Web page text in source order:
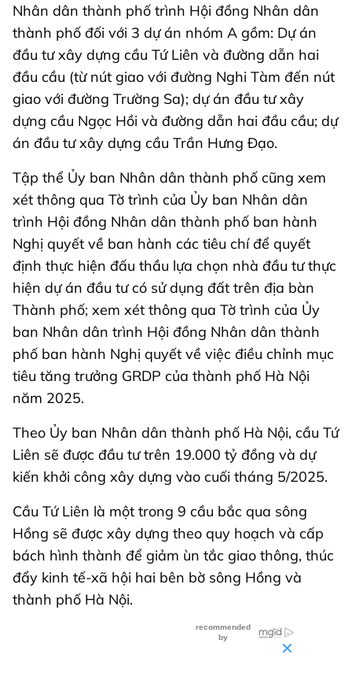
Nhân dân thành phố trình Hội đồng Nhân dân
thành phố đối với 3 dự án nhóm A gồm: Dự án
đầu tư xây dựng cầu Tứ Liên và đường dẫn hai
đầu cầu (từ nút giao với đường Nghi Tàm đến nút
giao với đường Trường Sa); dự án đầu tư xây
dựng cầu Ngọc Hồi và đường dẫn hai đầu cầu; dự
án đầu tư xây dựng cầu Trần Hưng Đạo.
Tập thể Ủy ban Nhân dân thành phố cũng xem
xét thông qua Tờ trình của Ủy ban Nhân dân
trình Hội đồng Nhân dân thành phố ban hành
Nghị quyết về ban hành các tiêu chí để quyết
định thực hiện đấu thầu lựa chọn nhà đầu tư thực
hiện dự án đầu tư có sử dụng đất trên địa bàn
Thành phố; xem xét thông qua Tờ trình của Ủy
ban Nhân dân trình Hội đồng Nhân dân thành
phố ban hành Nghị quyết về việc điều chỉnh mục
tiêu tăng trưởng GRDP của thành phố Hà Nội
năm 2025.
Theo Ủy ban Nhân dân thành phố Hà Nội, cầu Tứ
Liên sẽ được đầu tư trên 19.000 tỷ đồng và dự
kiến khởi công xây dựng vào cuối tháng 5/2025.
Cầu Tứ Liên là một trong 9 cầu bắc qua sông
Hồng sẽ được xây dựng theo quy hoạch và cấp
bách hình thành để giảm ùn tắc giao thông, thúc
đẩy kinh tế-xã hội hai bên bờ sông Hồng và
thành phố Hà Nội.